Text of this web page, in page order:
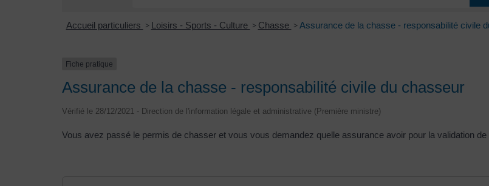
Accueil particuliers > Loisirs - Sports - Culture > Chasse > Assurance de la chasse - responsabilité civile
Fiche pratique
Assurance de la chasse - responsabilité civile du chasseur
Vérifié le 28/12/2021 - Direction de l'information légale et administrative (Première ministre)
Vous avez passé le permis de chasser et vous vous demandez quelle assurance avoir pour la validation